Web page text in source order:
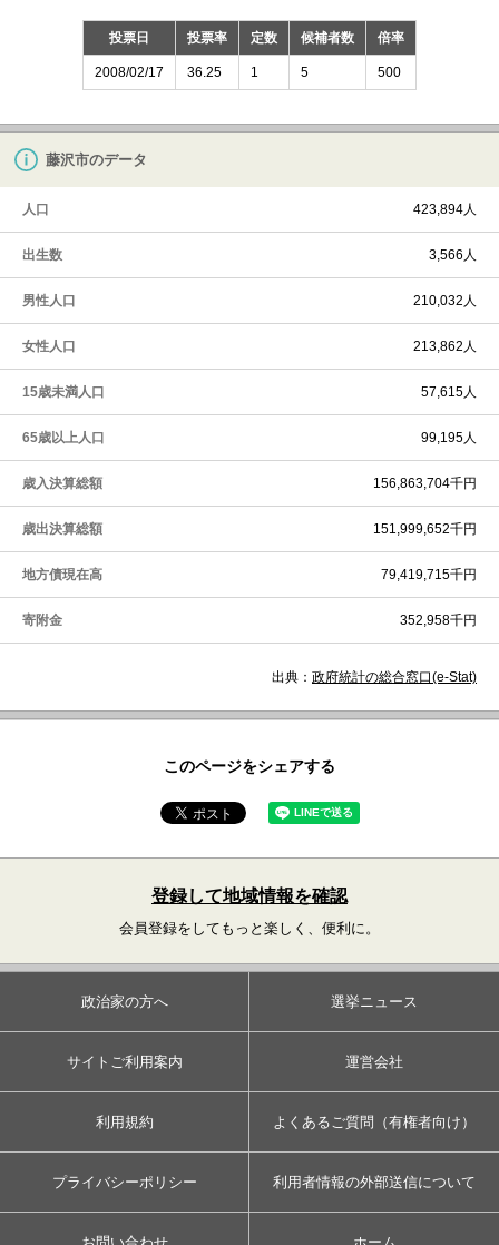
投票日 投票率 定数 候補者数 倍率
2008/02/17 36.25 1 5 500
藤沢市のデータ
人口 423,894人
出生数 3,566人
男性人口 210,032人
女性人口 213,862人
15歳未満人口 57,615人
65歳以上人口 99,195人
歳入決算総額 156,863,704千円
歳出決算総額 151,999,652千円
地方債現在高 79,419,715千円
寄附金 352,958千円
出典： 政府統計の総合窓口(e-Stat)
このページをシェアする
登録して地域情報を確認
会員登録をしてもっと楽しく、便利に。
政治家の方へ 選挙ニュース
サイトご利用案内 運営会社
利用規約 よくあるご質問（有権者向け）
プライバシーポリシー 利用者情報の外部送信について